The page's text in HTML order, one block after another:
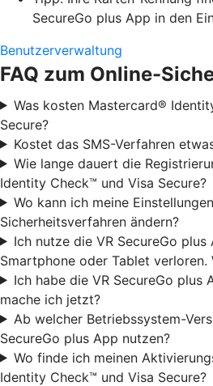
SecureGo plus App in den
Benutzerverwaltung
FAQ zum Online-
Was kosten Mastercard®
Secure?
Kostet das SMS-Verfahren
Wie lange dauert die
Identity Check™ und Visa Secure?
Wo kann ich meine
Sicherheitsverfahren ändern?
Ich nutze die VR SecureGo
Smartphone oder Tablet verloren.
Ich habe die VR SecureGo plus
mache ich jetzt?
Ab welcher Betriebssystem-
SecureGo plus App nutzen?
Wo finde ich meinen
Identity Check™ und Visa Secure?